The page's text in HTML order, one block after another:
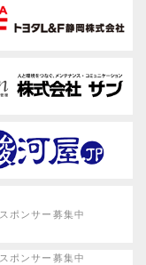
スポンサー募集中
スポンサー募集中